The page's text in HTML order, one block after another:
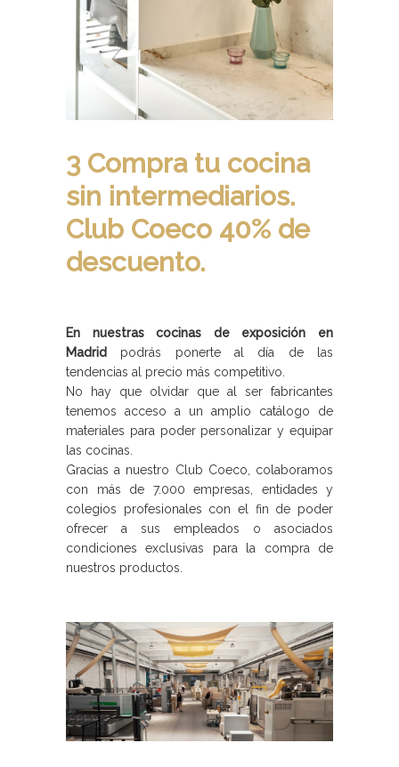
3 Compra tu cocina
sin intermediarios.
Club Coeco 40% de
descuento.
En nuestras cocinas de exposición en
Madrid
podrás ponerte al día de las
tendencias al precio más competitivo.
No hay que olvidar que al ser fabricantes
tenemos acceso a un amplio catálogo de
materiales para poder personalizar y equipar
las cocinas.
Gracias a nuestro Club Coeco, colaboramos
con más de 7.000 empresas, entidades y
colegios profesionales con el fin de poder
ofrecer a sus empleados o asociados
condiciones exclusivas para la compra de
nuestros productos.